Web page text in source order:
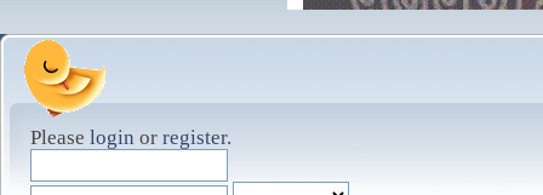
Please login or register.